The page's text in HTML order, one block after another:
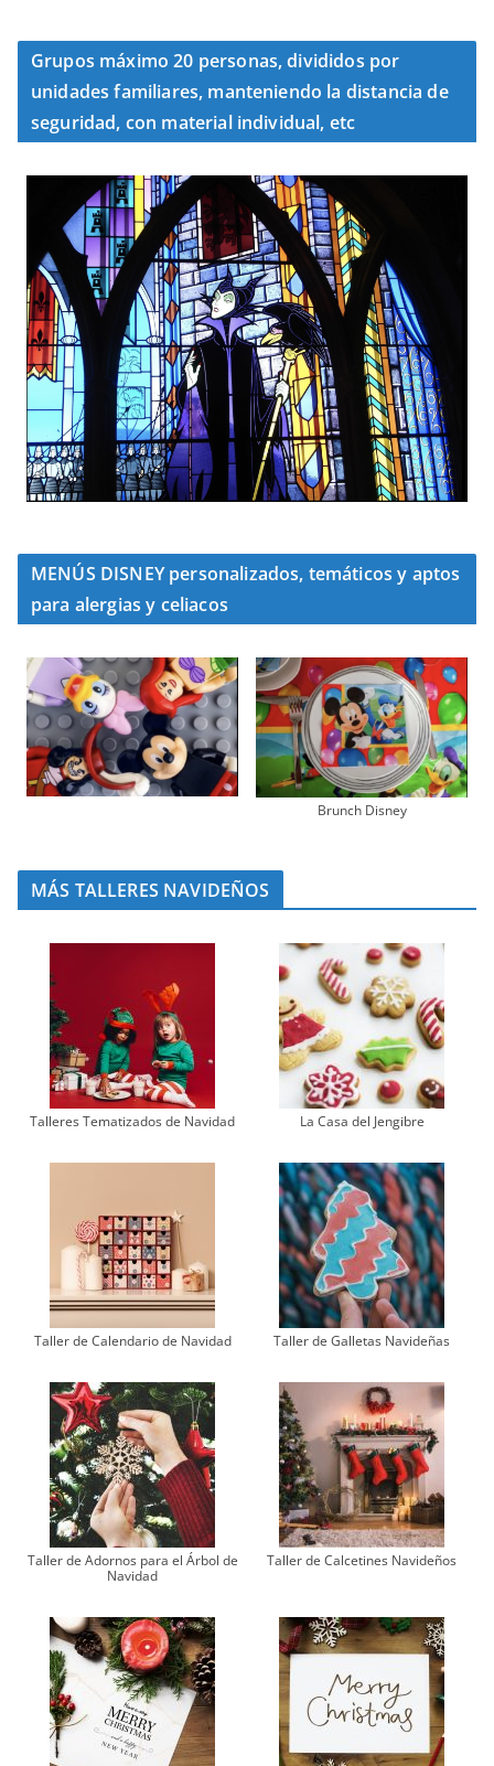
Grupos máximo 20 personas, divididos por
unidades familiares, manteniendo la distancia de
seguridad, con material individual, etc
MENÚS DISNEY personalizados, temáticos y aptos
para alergias y celiacos
Brunch Disney
MÁS TALLERES NAVIDEÑOS
Talleres Tematizados de Navidad La Casa del Jengibre
Taller de Calendario de Navidad Taller de Galletas Navideñas
Taller de Adornos para el Árbol de
Navidad
Taller de Calcetines Navideños